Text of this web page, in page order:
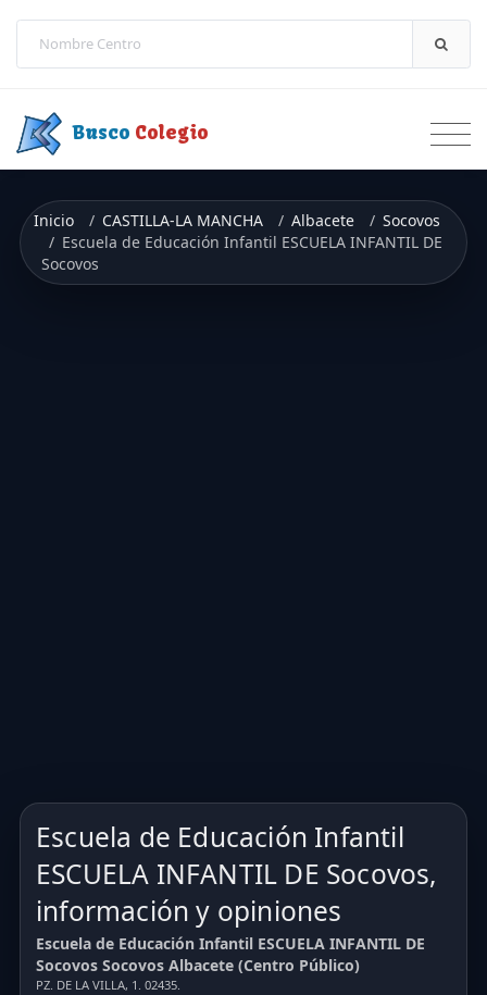
Busco Colegio
Inicio CASTILLA-LA MANCHA Albacete
Socovos
Escuela de Educación Infantil ESCUELA INFANTIL DE
Socovos
Escuela de Educación Infantil
ESCUELA INFANTIL DE Socovos,
información y opiniones
Escuela de Educación Infantil ESCUELA INFANTIL DE
Socovos Socovos Albacete (Centro Público)
PZ. DE LA VILLA, 1. 02435.